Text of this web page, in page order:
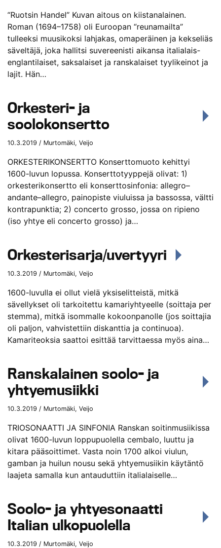
“Ruotsin Handel” Kuvan aitous on kiistanalainen.
Roman (1694–1758) oli Euroopan “reunamailta”
tulleeksi muusikoksi lahjakas, omaperäinen ja kekseliäs
säveltäjä, joka hallitsi suvereenisti aikansa italialais-
englantilaiset, saksalaiset ja ranskalaiset tyylikeinot ja
lajit. Hän…
Orkesteri- ja
soolokonsertto
10.3.2019 / Murtomäki, Veijo
ORKESTERIKONSERTTO Konserttomuoto kehittyi
1600-luvun lopussa. Konserttotyyppejä olivat: 1)
orkesterikonsertto eli konserttosinfonia: allegro–
andante–allegro, painopiste viuluissa ja bassossa, vältti
kontrapunktia; 2) concerto grosso, jossa on ripieno
(iso yhtye eli concerto grosso) ja…
Orkesterisarja/uvertyyri
10.3.2019 / Murtomäki, Veijo
1600-luvulla ei ollut vielä yksiselitteistä, mitkä
sävellykset oli tarkoitettu kamariyhtyeelle (soittaja per
stemma), mitkä isommalle kokoonpanolle (jos soittajia
oli paljon, vahvistettiin diskanttia ja continuoa).
Kamariteoksia saattoi esittää tarvittaessa myös aina…
Ranskalainen soolo- ja
yhtyemusiikki
10.3.2019 / Murtomäki, Veijo
TRIOSONAATTI JA SINFONIA Ranskan soitinmusiikissa
olivat 1600-luvun loppupuolella cembalo, luuttu ja
kitara pääsoittimet. Vasta noin 1700 alkoi viulun,
gamban ja huilun nousu sekä yhtyemusiikin käytäntö
laajeta samalla kun antauduttiin italialaiselle…
Soolo- ja yhtyesonaatti
Italian ulkopuolella
10.3.2019 / Murtomäki, Veijo